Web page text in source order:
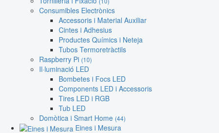
Consumibles Electrònics
Accessoris i Material Auxiliar
Cintes i Adhesius
Productes Químics i Neteja
Tubos Termoretràctils
Raspberry Pi (10)
Il·luminació LED
Bombetes i Focs LED
Components LED i Accessoris
Tires LED i RGB
Tub LED
Domòtica i Smart Home (44)
Eines i Mesura